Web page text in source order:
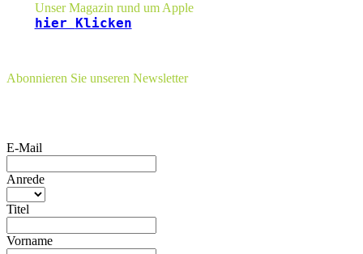
Unser Magazin rund um Apple
hier Klicken
Abonnieren Sie unseren Newsletter
E-Mail
Anrede
Titel
Vorname